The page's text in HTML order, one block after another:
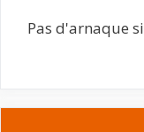
Pas d'arnaque